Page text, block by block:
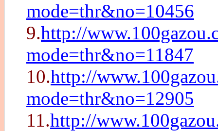
mode=thr&no=10456
9.http://
mode=thr&no=11847
10.http://
mode=thr&no=12905
11.http://